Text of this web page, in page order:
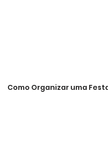
Como Organizar uma